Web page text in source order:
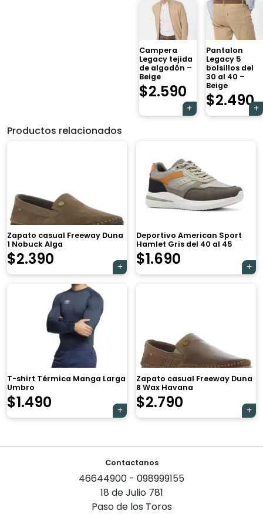
Campera
Legacy tejida
de algodón –
Beige
$2.590
Pantalon
Legacy 5
bolsillos del
30 al 40 –
Beige
$2.490
Productos relacionados
Zapato casual Freeway Duna
1 Nobuck Alga
$2.390
Deportivo American Sport
Hamlet Gris del 40 al 45
$1.690
T-shirt Térmica Manga Larga
Umbro
$1.490
Zapato casual Freeway Duna
8 Wax Havana
$2.790
Navegación
Contactanos
46644900 - 098999155
18 de Julio 781
Paso de los Toros
×
automáticamente.